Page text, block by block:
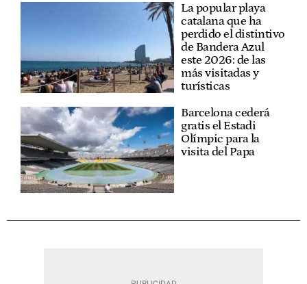
La popular playa
catalana que ha
perdido el distintivo
de Bandera Azul
este 2026: de las
más visitadas y
turísticas
Barcelona cederá
gratis el Estadi
Olímpic para la
visita del Papa